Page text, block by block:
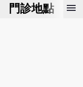
門診地點 預
menu